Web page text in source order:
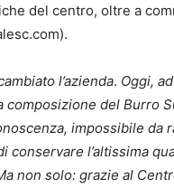
del centro, oltre a
).
l’azienda. Oggi,
del Burro
impossibile da
l’altissima
non solo: grazie al